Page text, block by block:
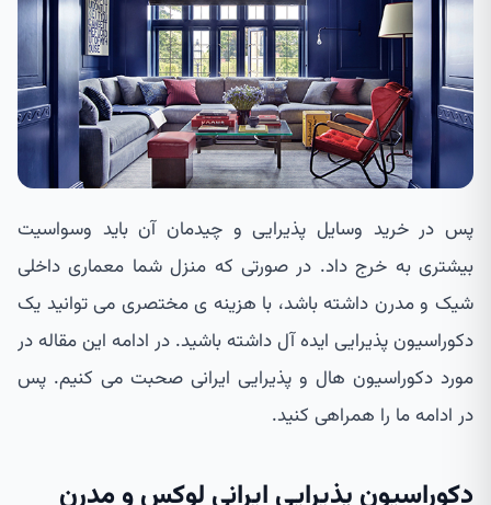
پس در خرید وسایل پذیرایی و چیدمان آن باید وسواسیت
بیشتری به خرج داد. در صورتی که منزل شما معماری داخلی
شیک و مدرن داشته باشد، با هزینه ی مختصری می توانید یک
دکوراسیون پذیرایی ایده آل داشته باشید. در ادامه این مقاله در
مورد دکوراسیون هال و پذیرایی ایرانی صحبت می کنیم. پس
در ادامه ما را همراهی کنید.
دکوراسیون پذیرایی ایرانی لوکس و مدرن